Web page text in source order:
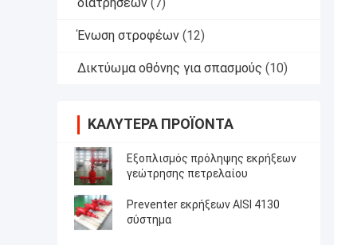
Ένωση στροφέων (12)
Δικτύωμα οθόνης για σπασμούς (10)
ΚΑΛΎΤΕΡΑ ΠΡΟΪΌΝΤΑ
Εξοπλισμός πρόληψης εκρήξεων
γεώτρησης πετρελαίου
Preventer εκρήξεων AISI 4130
σύστημα